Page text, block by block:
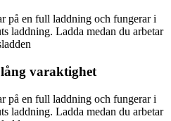
på en full laddning och fungerar i
laddning. Ladda medan du arbetar
varaktighet
på en full laddning och fungerar i
laddning. Ladda medan du arbetar